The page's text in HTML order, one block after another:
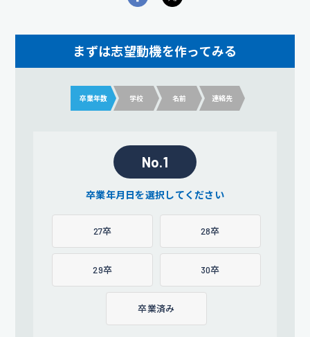
まずは志望動機を作ってみる
卒業年数 学校 名前 連絡先
No.1
卒業年月日を選択してください
27卒 28卒
29卒 30卒
卒業済み